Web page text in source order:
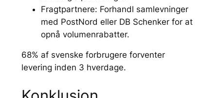
Fragtpartnere: Forhandl samlevninger
med PostNord eller DB Schenker for at
opnå volumenrabatter.
68% af svenske forbrugere forventer
levering inden 3 hverdage.